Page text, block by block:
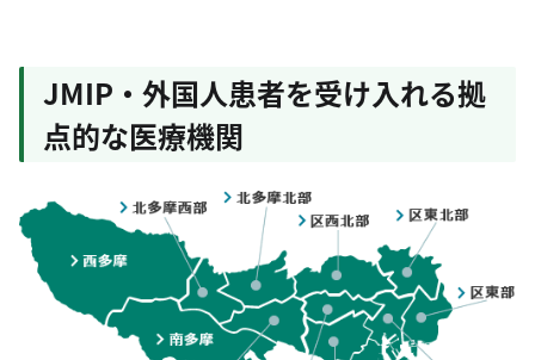
JMIP・外国人患者を受け入れる拠
点的な医療機関